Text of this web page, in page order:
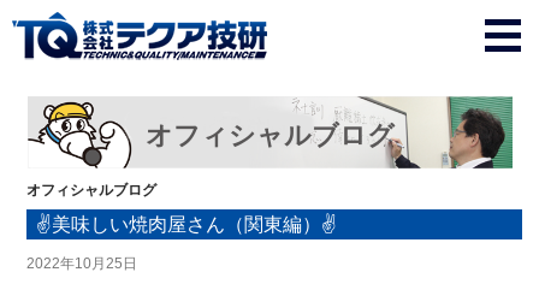
オフィシャルブログ
オフィシャルブログ
✌美味しい焼肉屋さん（関東編）✌
2022年10月25日